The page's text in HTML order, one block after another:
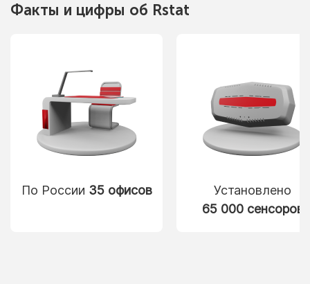
Факты и цифры об Rstat
По России 35 офисов
Установлено
65 000 сенсоров